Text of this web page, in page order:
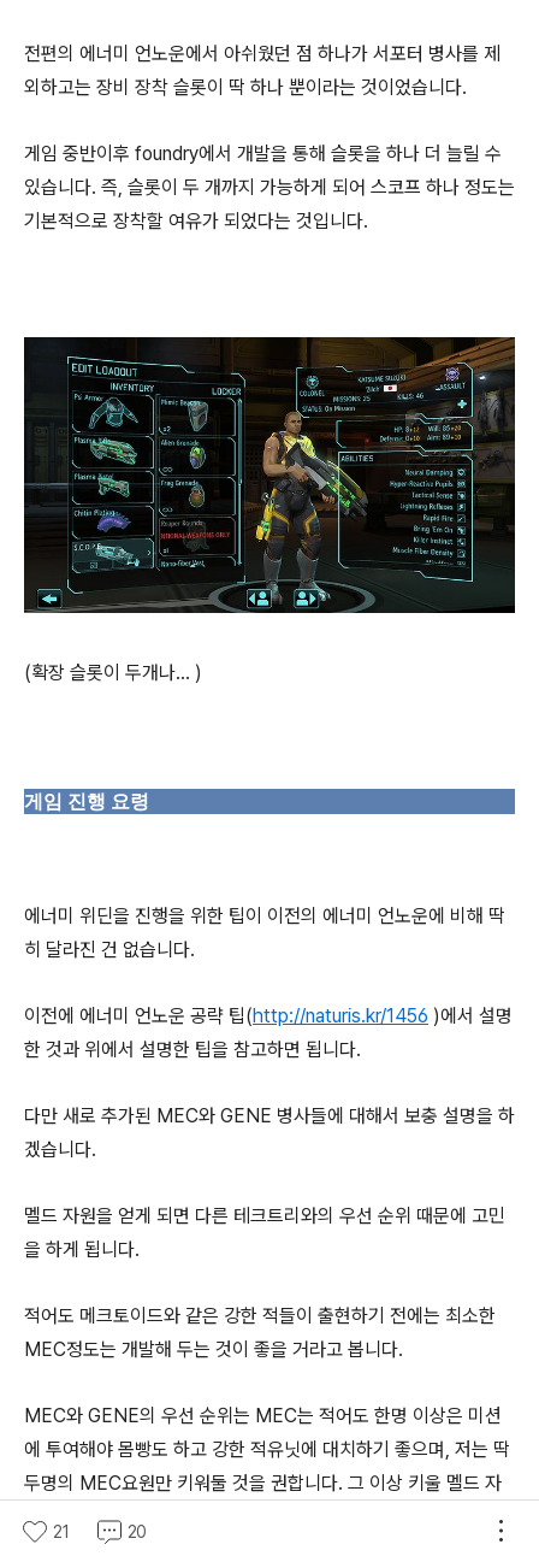
전편의 에너미 언노운에서 아쉬웠던 점 하나가 서포터 병사를 제
외하고는 장비 장착 슬롯이 딱 하나 뿐이라는 것이었습니다.
게임 중반이후 foundry에서 개발을 통해 슬롯을 하나 더 늘릴 수
있습니다. 즉, 슬롯이 두 개까지 가능하게 되어 스코프 하나 정도는
기본적으로 장착할 여유가 되었다는 것입니다.
(확장 슬롯이 두개나... )
게임 진행 요령
에너미 위딘을 진행을 위한 팁이 이전의 에너미 언노운에 비해 딱
히 달라진 건 없습니다.
이전에 에너미 언노운 공략 팁(http://naturis.kr/1456 )에서 설명
한 것과 위에서 설명한 팁을 참고하면 됩니다.
다만 새로 추가된 MEC와 GENE 병사들에 대해서 보충 설명을 하
겠습니다.
멜드 자원을 얻게 되면 다른 테크트리와의 우선 순위 때문에 고민
을 하게 됩니다.
적어도 메크토이드와 같은 강한 적들이 출현하기 전에는 최소한
MEC정도는 개발해 두는 것이 좋을 거라고 봅니다.
MEC와 GENE의 우선 순위는 MEC는 적어도 한명 이상은 미션
에 투여해야 몸빵도 하고 강한 적유닛에 대치하기 좋으며, 저는 딱
두명의 MEC요원만 키워둘 것을 권합니다. 그 이상 키울 멜드 자
원도 없거니와 한명의 MEC요원이 수리중일때에는 다른 요원이
미션에 참가해야 합니다. MEC장갑은 하나는 펀치주먹(Kinetic
21 20